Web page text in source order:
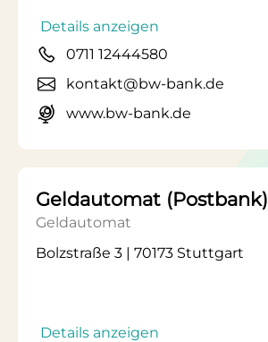
Details anzeigen
0711 12444580
kontakt@bw-bank.de
www.bw-bank.de
Geldautomat (Postbank)
Geldautomat
Bolzstraße 3 | 70173 Stuttgart
Details anzeigen